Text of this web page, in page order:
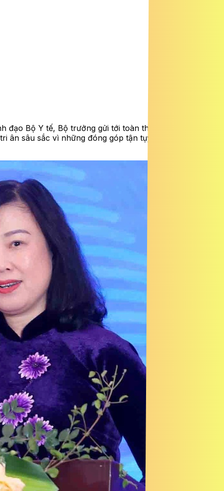
Bộ Y tế, Bộ trưởng gửi tới toàn thể đội ngũ những
sâu sắc vì những đóng góp tận tụy, bền bỉ và đầy